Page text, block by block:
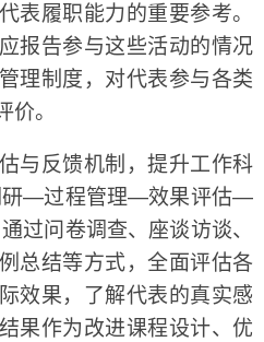
表履职能力的重要参考。
报告参与这些活动的情况
理制度，对代表参与各类
价。
反馈机制，提升工作科
研—过程管理—效果评估—
过问卷调查、座谈访谈、
总结等方式，全面评估各
效果，了解代表的真实感
果作为改进课程设计、优